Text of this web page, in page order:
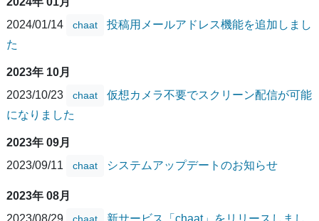
2024/01/14
chaat
投稿用メールアドレス機能を追加しまし
た
2023年 10月
2023/10/23
chaat
仮想カメラ不要でスクリーン配信が可能
になりました
2023年 09月
2023/09/11
chaat システムアップデートのお知らせ
2023年 08月
2023/08/29
新サービス「chaat」をリリースしまし